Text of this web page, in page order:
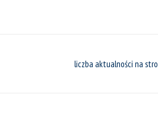
liczba aktualności na